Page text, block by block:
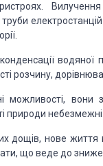
розчину,
вони
природи небезмежні.
дощів, нове
що веде до